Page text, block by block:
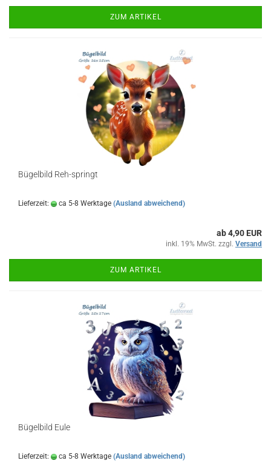
ZUM ARTIKEL
Bügelbild Reh-springt
Lieferzeit: ca 5-8 Werktage (Ausland abweichend)
ab 4,90 EUR
inkl. 19% MwSt. zzgl. Versand
ZUM ARTIKEL
Bügelbild Eule
Lieferzeit: ca 5-8 Werktage (Ausland abweichend)